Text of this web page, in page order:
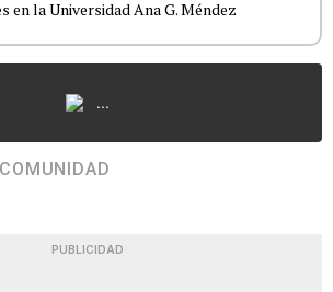
en la Universidad Ana G. Méndez
...
PUBLICIDAD